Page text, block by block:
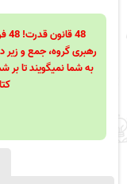
به شما نمیگویند تا بر